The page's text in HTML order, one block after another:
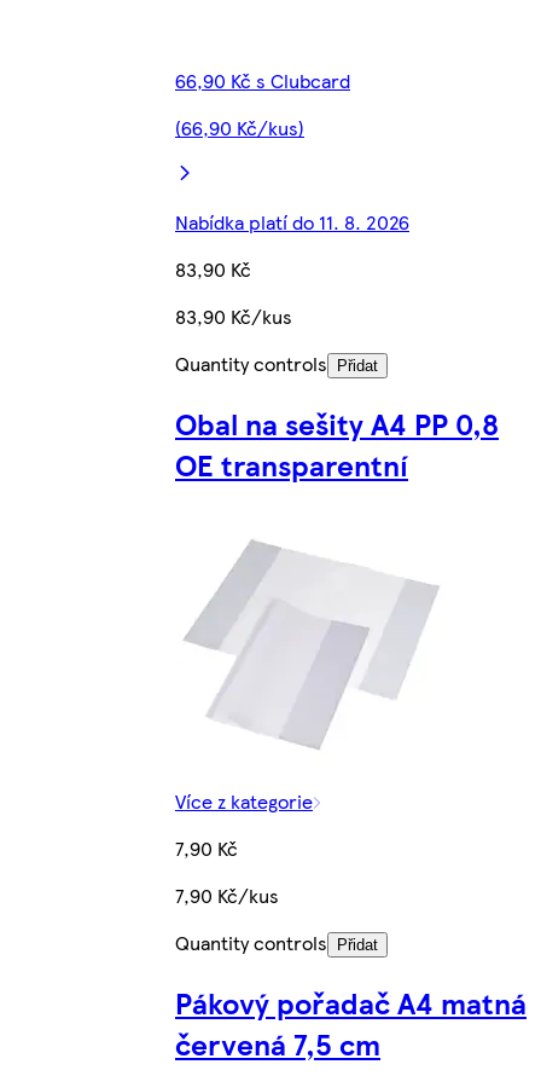
66,90 Kč s Clubcard
(66,90 Kč/kus)
Nabídka platí do 11. 8. 2026
83,90 Kč
83,90 Kč/kus
Quantity controls
Přidat
Obal na sešity A4 PP 0,8
OE transparentní
Více z kategorie
7,90 Kč
7,90 Kč/kus
Quantity controls
Přidat
Pákový pořadač A4 matná
červená 7,5 cm